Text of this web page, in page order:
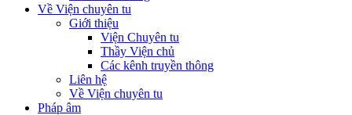
Về Viện chuyên tu
Giới thiệu
Viện Chuyên tu
Thầy Viện chủ
Các kênh truyền thông
Liên hệ
Về Viện chuyên tu
Pháp âm